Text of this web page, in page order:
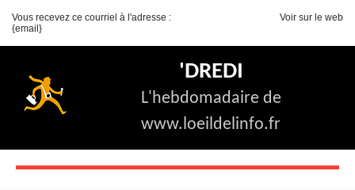
Vous recevez ce courriel à l'adresse :
{email}
Voir sur le web
'DREDI
L'hebdomadaire de
www.loeildelinfo.fr